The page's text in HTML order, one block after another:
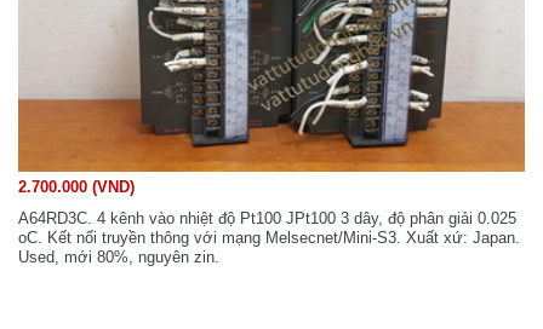
2.700.000 (VND)
A64RD3C. 4 kênh vào nhiệt độ Pt100 JPt100 3 dây, độ phân giải 0.025
oC. Kết nối truyền thông với mạng Melsecnet/Mini-S3. Xuất xứ: Japan.
Used, mới 80%, nguyên zin.